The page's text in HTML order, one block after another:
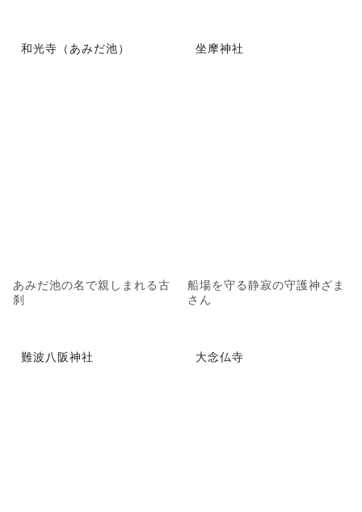
和光寺（あみだ池）
あみだ池の名で親しまれる古
刹
坐摩神社
船場を守る静寂の守護神ざま
さん
難波八阪神社 大念仏寺